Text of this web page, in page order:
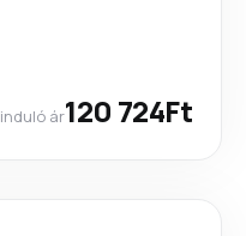
induló ár120 724Ft